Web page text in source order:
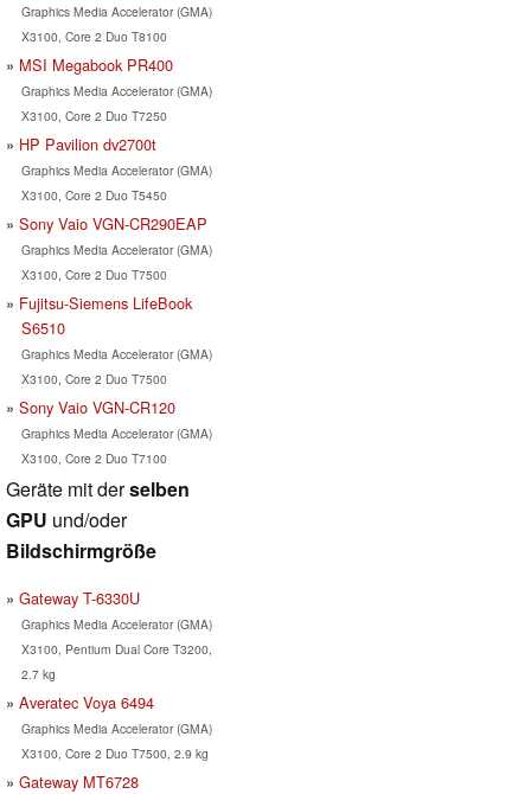
Graphics Media Accelerator (GMA)
X3100, Core 2 Duo T8100
MSI Megabook PR400
Graphics Media Accelerator (GMA)
X3100, Core 2 Duo T7250
HP Pavilion dv2700t
Graphics Media Accelerator (GMA)
X3100, Core 2 Duo T5450
Sony Vaio VGN-CR290EAP
Graphics Media Accelerator (GMA)
X3100, Core 2 Duo T7500
Fujitsu-Siemens LifeBook
S6510
Graphics Media Accelerator (GMA)
X3100, Core 2 Duo T7500
Sony Vaio VGN-CR120
Graphics Media Accelerator (GMA)
X3100, Core 2 Duo T7100
Geräte mit derselben
GPU und/oder
Bildschirmgröße
Gateway T-6330U
Graphics Media Accelerator (GMA)
X3100, Pentium Dual Core T3200,
2.7 kg
Averatec Voya 6494
Graphics Media Accelerator (GMA)
X3100, Core 2 Duo T7500, 2.9 kg
Gateway MT6728